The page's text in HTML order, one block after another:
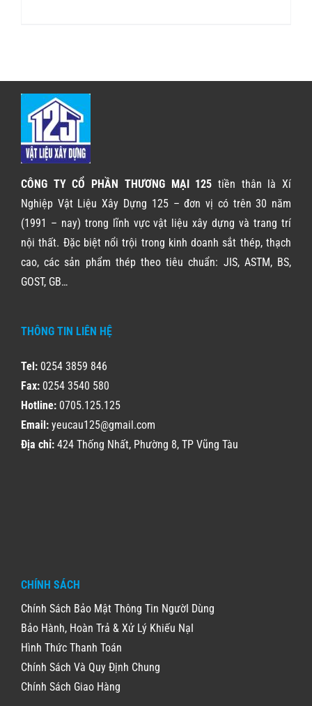
CÔNG TY CỔ PHẦN THƯƠNG MẠI 125 tiền thân là Xí
Nghiệp Vật Liệu Xây Dựng 125 – đơn vị có trên 30 năm
(1991 – nay) trong lĩnh vực vật liệu xây dựng và trang trí
nội thất. Đặc biệt nổi trội trong kinh doanh sắt thép, thạch
cao, các sản phẩm thép theo tiêu chuẩn: JIS, ASTM, BS,
GOST, GB…
THÔNG TIN LIÊN HỆ
Tel:0254 3859 846
Fax:0254 3540 580
Hotline:0705.125.125
Email:yeucau125@gmail.com
Địa chỉ:424 Thống Nhất, Phường 8, TP Vũng Tàu
CHÍNH SÁCH
Chính Sách Bảo Mật Thông Tin NgườI Dùng
Bảo Hành, Hoàn Trả & Xử Lý Khiếu NạI
Hình Thức Thanh Toán
Chính Sách Và Quy Định Chung
Chính Sách Giao Hàng